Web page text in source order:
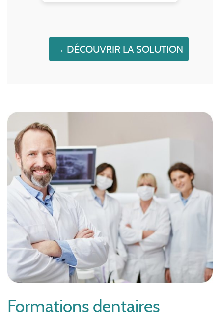
→ DÉCOUVRIR LA SOLUTION
Formations dentaires